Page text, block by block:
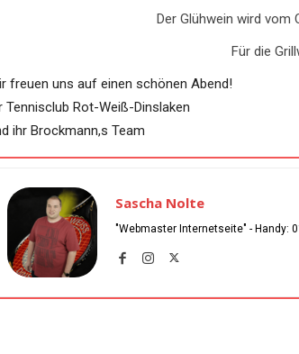
Der Glühwein wird vom
Für die
freuen uns auf einen schönen Abend!
Tennisclub Rot-Weiß-Dinslaken
ihr Brockmann,s Team
Sascha Nolte
"Webmaster Internetseite" - Handy: